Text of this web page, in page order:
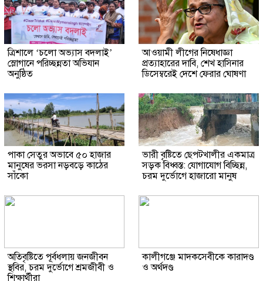
‎ত্রিশালে ‘চলো অভ্যাস বদলাই’
স্লোগানে পরিচ্ছন্নতা অভিযান
অনুষ্ঠিত
আওয়ামী লীগের নিষেধাজ্ঞা
প্রত্যাহারের দাবি, শেখ হাসিনার
ডিসেম্বরেই দেশে ফেরার ঘোষণা
পাকা সেতুর অভাবে ৫০ হাজার
মানুষের ভরসা নড়বড়ে কাঠের
সাঁকো
ভারী বৃষ্টিতে ছেপটখালীর একমাত্র
সড়ক বিধ্বস্ত: যোগাযোগ বিচ্ছিন্ন,
চরম দুর্ভোগে হাজারো মানুষ
অতিবৃষ্টিতে পূর্বধলায় জনজীবন
স্থবির, চরম দুর্ভোগে শ্রমজীবী ও
শিক্ষার্থীরা
কালীগঞ্জে মাদকসেবীকে কারাদণ্ড
ও অর্থদণ্ড